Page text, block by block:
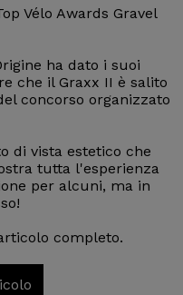
Vélo Awards Gravel
ha dato i suoi
che il Graxx II è salito
concorso organizzato
di vista estetico che
tutta l'esperienza
per alcuni, ma in
completo.